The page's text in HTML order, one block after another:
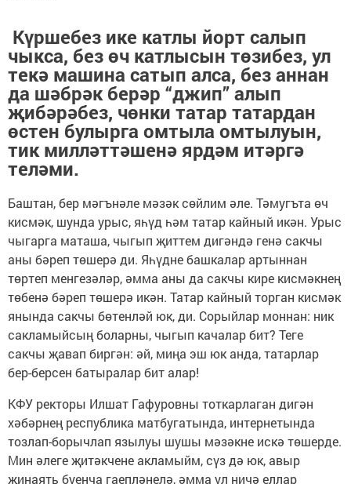
Күршебез ике катлы йорт салып
чыкса, без өч катлысын төзибез, ул
текә машина сатып алса, без аннан
да шәбрәк берәр “джип” алып
җибәрәбез, чөнки татар татардан
өстен булырга омтыла омтылуын,
тик милләттәшенә ярдәм итәргә
теләми.
Баштан, бер мәгънәле мәзәк сөйлим әле. Тәмугъта өч
кисмәк, шунда урыс, яһүд һәм татар кайный икән. Урыс
чыгарга маташа, чыгып җиттем дигәндә генә сакчы
аны бәреп төшерә ди. Яһүдне башкалар артыннан
төртеп менгезәләр, әмма аны да сакчы кире кисмәкнең
төбенә бәреп төшерә икән. Татар кайный торган кисмәк
янында сакчы бөтенләй юк, ди. Сорыйлар моннан: ник
сакламыйсың боларны, чыгып качалар бит? Теге
сакчы җавап биргән: әй, миңа эш юк анда, татарлар
бер-берсен батыралар бит алар!
КФУ ректоры Илшат Гафуровны тоткарлаган дигән
хәбәрнең республика матбугатында, интернетында
тозлап-борычлап язылуы шушы мәзәкне искә төшерде.
Мин әлеге җитәкчене акламыйм, сүз дә юк, авыр
җинаять буенча гаепләнелә, әмма ул ничә еллар